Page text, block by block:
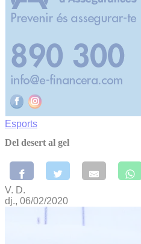
Esports
Del desert al gel
V. D.
dj., 06/02/2020